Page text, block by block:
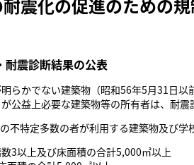
震化の促進のための
耐震診断結果の公表
らかでない建築物（昭和56年5月31日
公益上必要な建築物等の所有者は、耐
特定多数の者が利用する建築物及び
3以上及び床面積の合計5,000㎡以上